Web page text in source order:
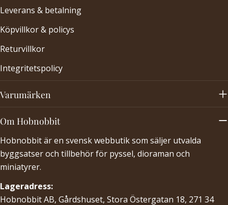
Leverans & betalning
Köpvillkor & policys
Returvillkor
Integritetspolicy
Varumärken
Om Hobnobbit
Hobnobbit är en svensk webbutik som säljer utvalda
byggsatser och tillbehör för pyssel, dioraman och
miniatyrer.
Lageradress:
Hobnobbit AB, Gårdshuset, Stora Östergatan 18, 271 34